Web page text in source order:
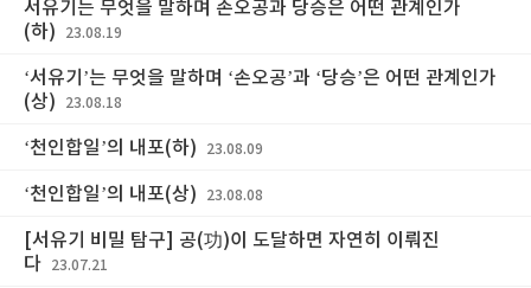
서유기는 무엇을 말하며 손오공과 당승은 어떤 관계인가
(하)
23.08.19
‘서유기’는 무엇을 말하며 ‘손오공’과 ‘당승’은 어떤 관계인가
(상)
23.08.18
‘천인합일’의 내포(하) 23.08.09
‘천인합일’의 내포(상) 23.08.08
[서유기 비밀 탐구] 공(功)이 도달하면 자연히 이뤄진
다
23.07.21